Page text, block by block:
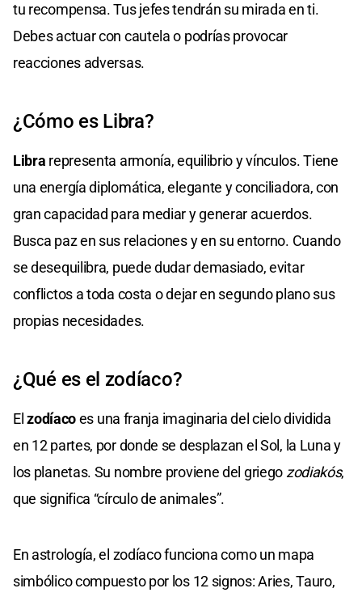
tu recompensa. Tus jefes tendrán su mirada en ti.
Debes actuar con cautela o podrías provocar
reacciones adversas.
¿Cómo es Libra?
Libra representa armonía, equilibrio y vínculos. Tiene
una energía diplomática, elegante y conciliadora, con
gran capacidad para mediar y generar acuerdos.
Busca paz en sus relaciones y en su entorno. Cuando
se desequilibra, puede dudar demasiado, evitar
conflictos a toda costa o dejar en segundo plano sus
propias necesidades.
¿Qué es el zodíaco?
Elzodíacoes una franja imaginaria del cielo dividida
en 12 partes, por donde se desplazan el Sol, la Luna y
los planetas. Su nombre proviene del griego zodiakós,
que significa “círculo de animales”.
En astrología, el zodíaco funciona como un mapa
simbólico compuesto por los 12 signos: Aries, Tauro,